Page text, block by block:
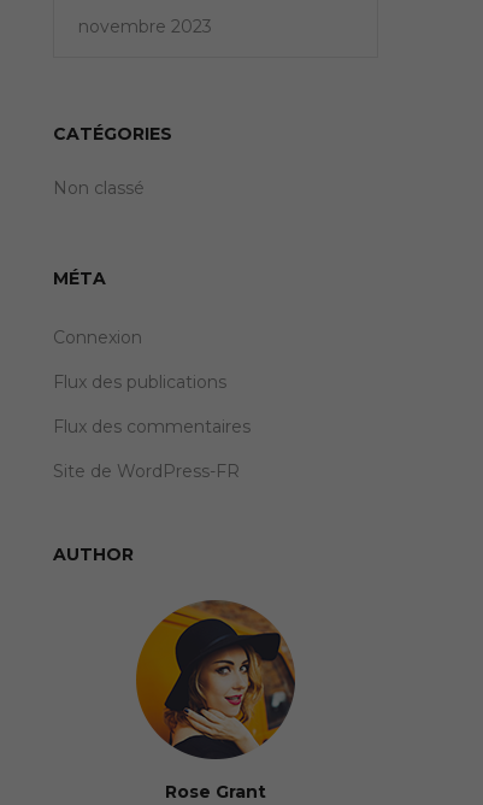
novembre 2023
CATÉGORIES
Non classé
MÉTA
Connexion
Flux des publications
Flux des commentaires
Site de WordPress-FR
AUTHOR
Rose Grant